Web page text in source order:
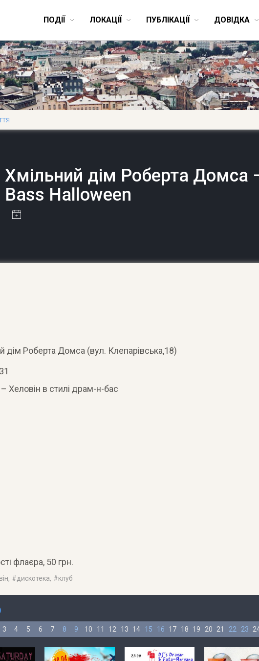
ПОДІЇ ЛОКАЦІЇ ПУБЛІКАЦІЇ ДОВІДКА
Хмільний дім Роберта Домса
Bass Halloween
дім Роберта Домса (вул. Клепарівська,18)
Хеловін в стилі драм-н-бас
флаєра, 50 грн.
, #дискотека, #клуб
3 4 5 6 7 8 9 10 11 12 13 14 15 16 17 18 19 20 21 22 23